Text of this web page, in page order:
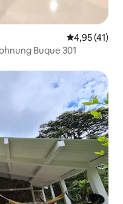
4,95 (41)
Buque 301